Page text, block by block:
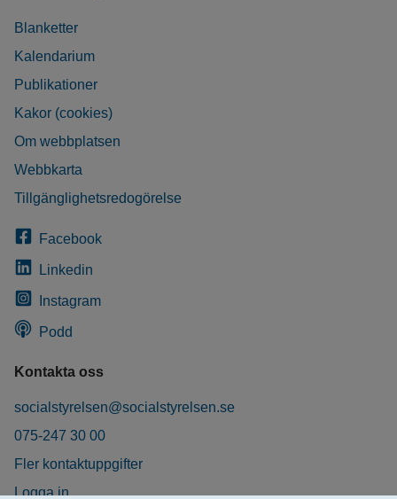
Blanketter
Kalendarium
Publikationer
Kakor (cookies)
Om webbplatsen
Webbkarta
Tillgänglighetsredogörelse
Facebook
Linkedin
Instagram
Podd
Kontakta oss
socialstyrelsen@socialstyrelsen.se
075-247 30 00
Fler kontaktuppgifter
Logga in